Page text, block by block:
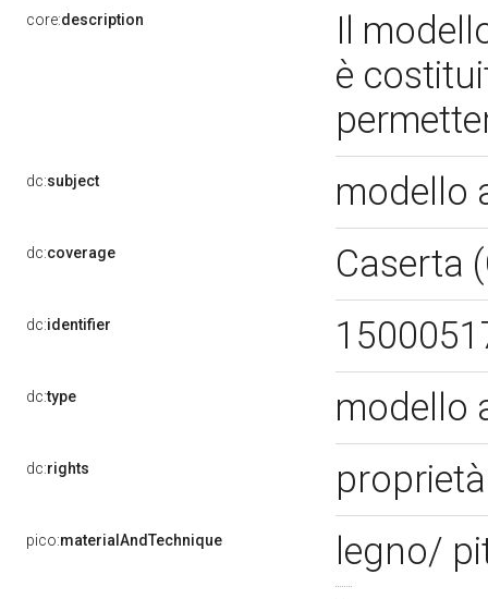
core:description
Il
è
dc:subject modello
dc:coverage Caserta
dc:identifier
dc:type modello
dc:rights
pico:materialAndTechnique
legno/